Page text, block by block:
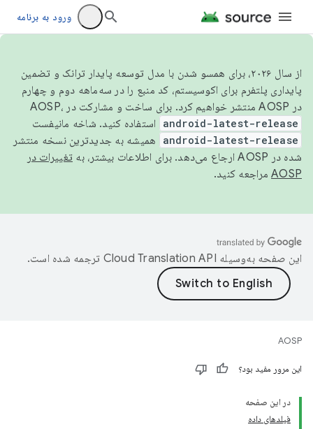
ورود به برنامه
از سال ۲۰۲۶، برای همسو شدن با مدل توسعه پایدار ترانک و تضمین
پایداری پلتفرم برای اکوسیستم، کد منبع را در سه‌ماهه دوم و چهارم
در AOSP منتشر خواهیم کرد. برای ساخت و مشارکت در AOSP،
android-latest-release استفاده کنید. شاخه مانیفست
android-latest-release
همیشه به جدیدترین نسخه منتشر
شده در AOSP ارجاع می‌دهد. برای اطلاعات بیشتر، به
تغییرات در
AOSP مراجعه کنید.
این صفحه به‌وسیله ترجمه شده است.
AOSP
این مرور مفید بود؟
در این صفحه
فیلدهای داده